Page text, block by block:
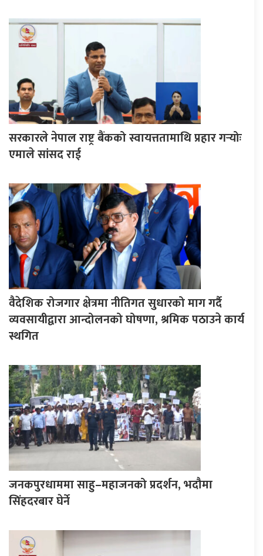
सरकारले नेपाल राष्ट्र बैंकको स्वायत्ततामाथि प्रहार गर्‍योः
एमाले सांसद राई
वैदेशिक रोजगार क्षेत्रमा नीतिगत सुधारको माग गर्दै
व्यवसायीद्वारा आन्दोलनको घोषणा, श्रमिक पठाउने कार्य
स्थगित
जनकपुरधाममा साहु–महाजनको प्रदर्शन, भदौमा
सिंहदरबार घेर्ने